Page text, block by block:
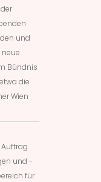
und
Bündnis
die
Wien
und -
für